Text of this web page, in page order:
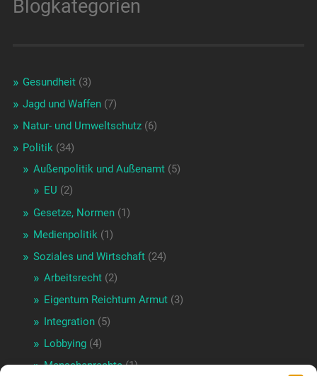
Blogkategorien
Gesundheit(3)
Jagd und Waffen(7)
Natur- und Umweltschutz(6)
Politik(34)
Außenpolitik und Außenamt(5)
EU (2)
Gesetze, Normen(1)
Medienpolitik(1)
Soziales und Wirtschaft(24)
Arbeitsrecht(2)
Eigentum Reichtum Armut(3)
Integration(5)
Lobbying(4)
Menschenrechte(1)